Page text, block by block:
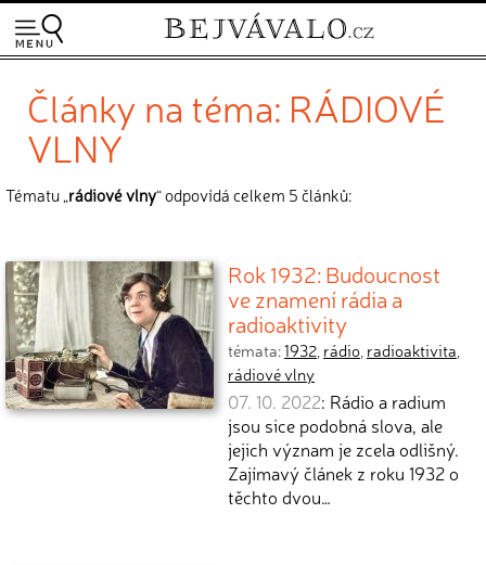
Články na téma: RÁDIOVÉ
VLNY
Tématu „rádiové vlny“ odpovídá celkem 5 článků:
Rok 1932: Budoucnost
ve znamení rádia a
radioaktivity
témata:1932, rádio, radioaktivita,
rádiové vlny
07. 10. 2022: Rádio a radium
jsou sice podobná slova, ale
jejich význam je zcela odlišný.
Zajímavý článek z roku 1932 o
těchto dvou…